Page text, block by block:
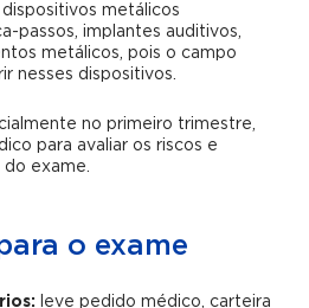
metálicos
passos, implantes auditivos,
metálicos, pois o campo
nesses dispositivos.
no primeiro trimestre,
para avaliar os riscos e
do exame.
o exame
leve pedido médico, carteira